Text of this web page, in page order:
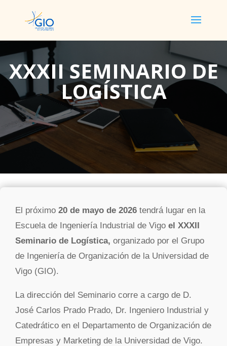
XXXII SEMINARIO DE
LOGÍSTICA
El próximo 20 de mayo de 2026 tendrá lugar en la
Escuela de Ingeniería Industrial de Vigo el XXXII
Seminario de Logística, organizado por el Grupo
de Ingeniería de Organización de la Universidad de
Vigo (GIO).
La dirección del Seminario corre a cargo de D.
José Carlos Prado Prado, Dr. Ingeniero Industrial y
Catedrático en el Departamento de Organización de
Empresas y Marketing de la Universidad de Vigo.